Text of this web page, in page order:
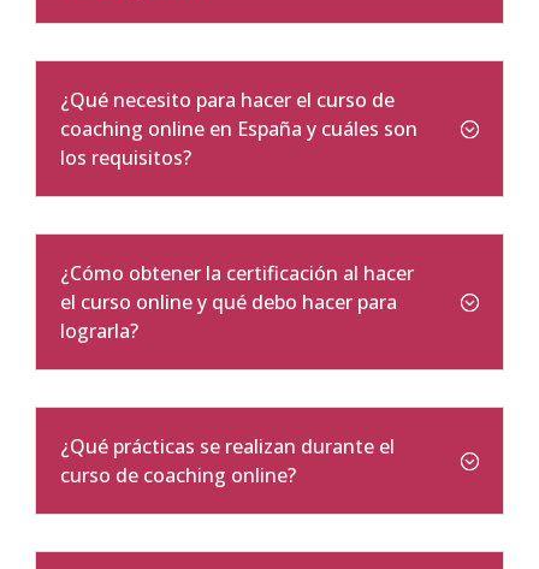
¿Qué necesito para hacer el curso de
coaching online en España y cuáles son
los requisitos?
¿Cómo obtener la certificación al hacer
el curso online y qué debo hacer para
lograrla?
¿Qué prácticas se realizan durante el
curso de coaching online?